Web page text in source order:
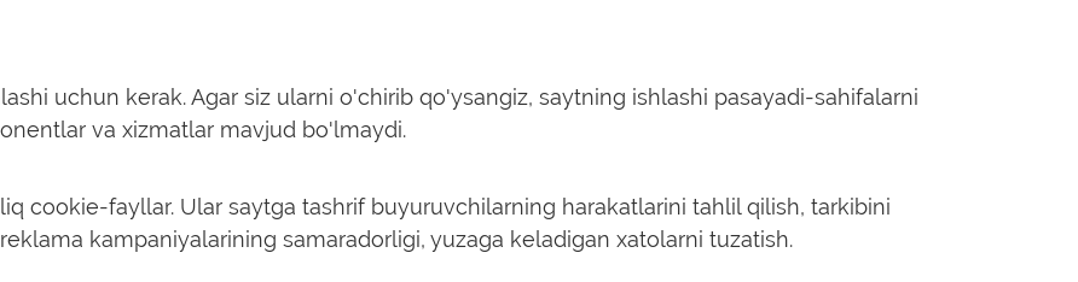
uchun kerak. Agar siz ularni o'chirib qo'ysangiz, saytning ishlashi pasayadi-sahifalarni
va xizmatlar mavjud bo'lmaydi.
cookie-fayllar. Ular saytga tashrif buyuruvchilarning harakatlarini tahlil qilish, tarkibini
kampaniyalarining samaradorligi, yuzaga keladigan xatolarni tuzatish.